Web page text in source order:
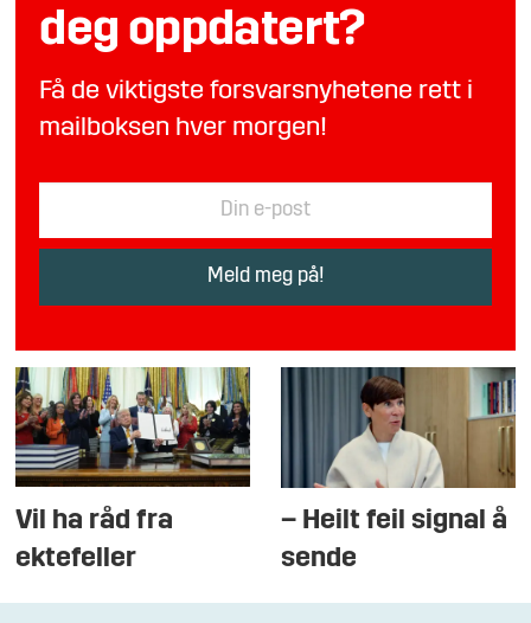
deg oppdatert?
Få de viktigste forsvarsnyhetene rett i
mailboksen hver morgen!
Vil ha råd fra
ektefeller
– Heilt feil signal å
sende